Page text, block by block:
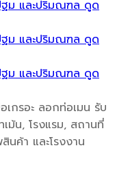
กรอะ ลอกท่อเมน รับ
ม้น, โรงแรม, สถานที่
นค้า และโรงงาน